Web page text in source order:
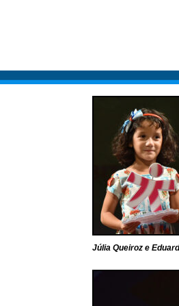
Júlia Queiroz e